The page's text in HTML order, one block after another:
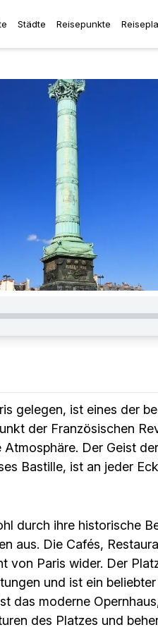
Städte Reisepunkte
gelegen, ist eines der
der Französischen
Der Geist
Bastille, ist an jeder
durch ihre historische
aus. Die Cafés,
von Paris wider. Der
und ist ein
das moderne
des Platzes und